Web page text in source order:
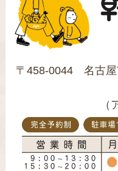
〒458-0044 名古屋
（